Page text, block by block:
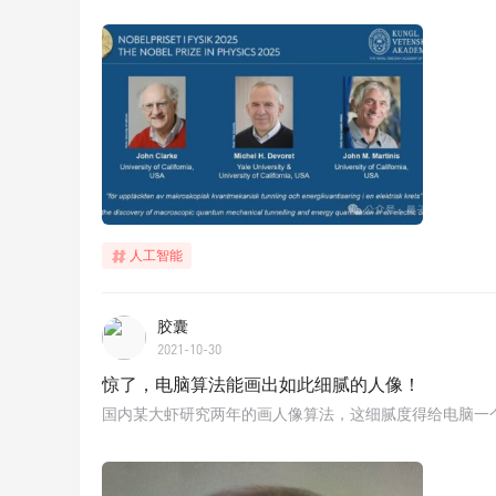
人工智能
胶囊
2021-10-30
惊了，电脑算法能画出如此细腻的人像！
国内某大虾研究两年的画人像算法，这细腻度得给电脑一